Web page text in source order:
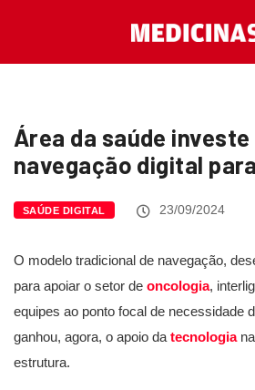
Área da saúde investe
navegação digital
SAÚDE DIGITAL 23/09/2024
O modelo tradicional de navegação,
para apoiar o setor de oncologia,
equipes ao ponto focal de necessidade
ganhou, agora, o apoio da tecnologia
estrutura.